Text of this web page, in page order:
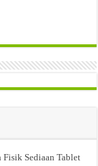
Fisik Sediaan Tablet